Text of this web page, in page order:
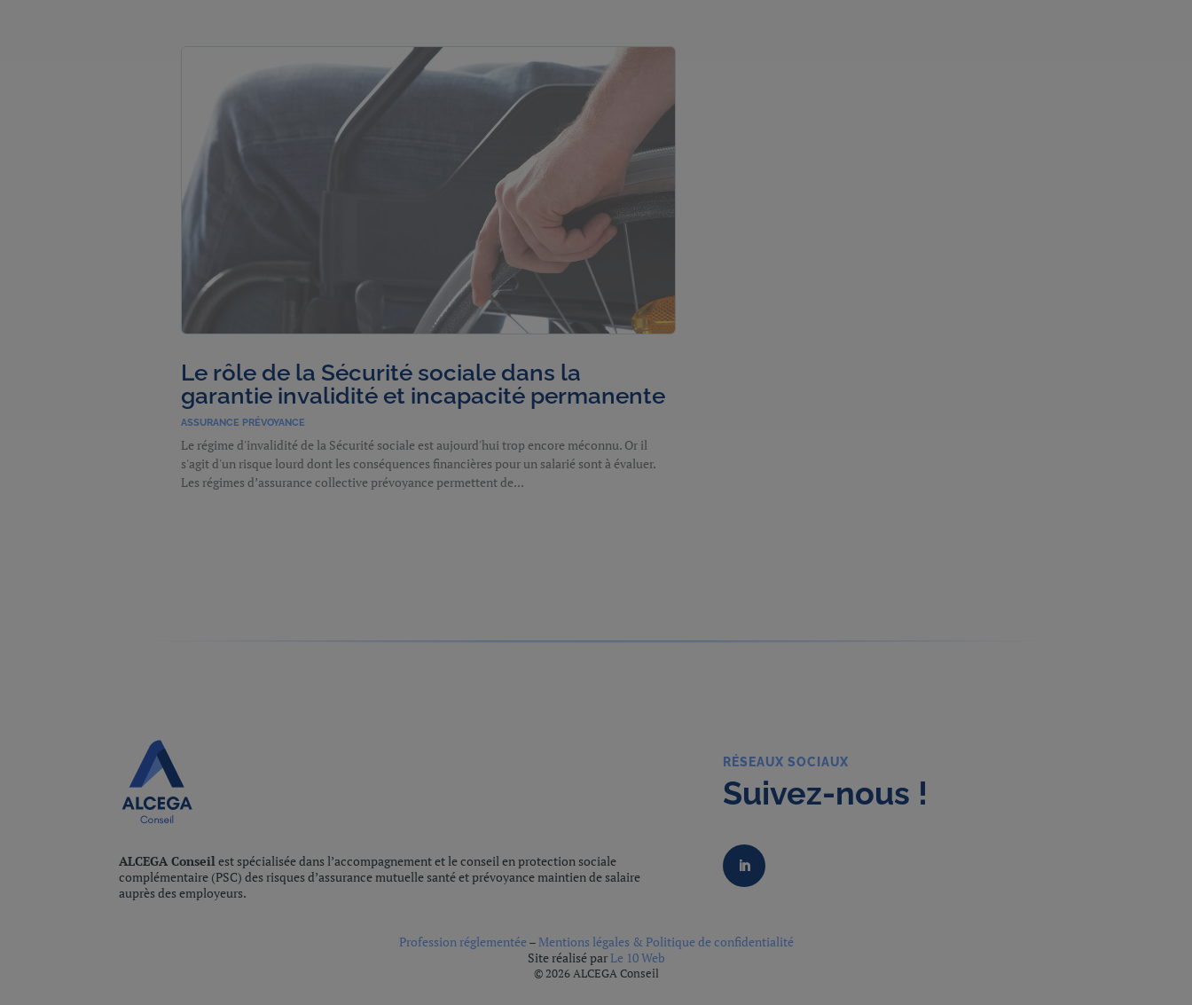
Le rôle de la Sécurité sociale dans la
garantie invalidité et incapacité permanente
ASSURANCE PRÉVOYANCE
Le régime d'invalidité de la Sécurité sociale est aujourd'hui trop encore méconnu. Or il
s'agit d'un risque lourd dont les conséquences financières pour un salarié sont à évaluer.
Les régimes d’assurance collective prévoyance permettent de...
ALCEGA Conseilest spécialisée dans l’accompagnement et le conseil en protection sociale
complémentaire (PSC) des risques d’assurance mutuelle santé et prévoyance maintien de salaire
auprès des employeurs.
RÉSEAUX SOCIAUX
Suivez-nous !
Profession réglementée– Mentions légales & Politique de confidentialité
Site réalisé par Le 10 Web
© 2026 ALCEGA Conseil